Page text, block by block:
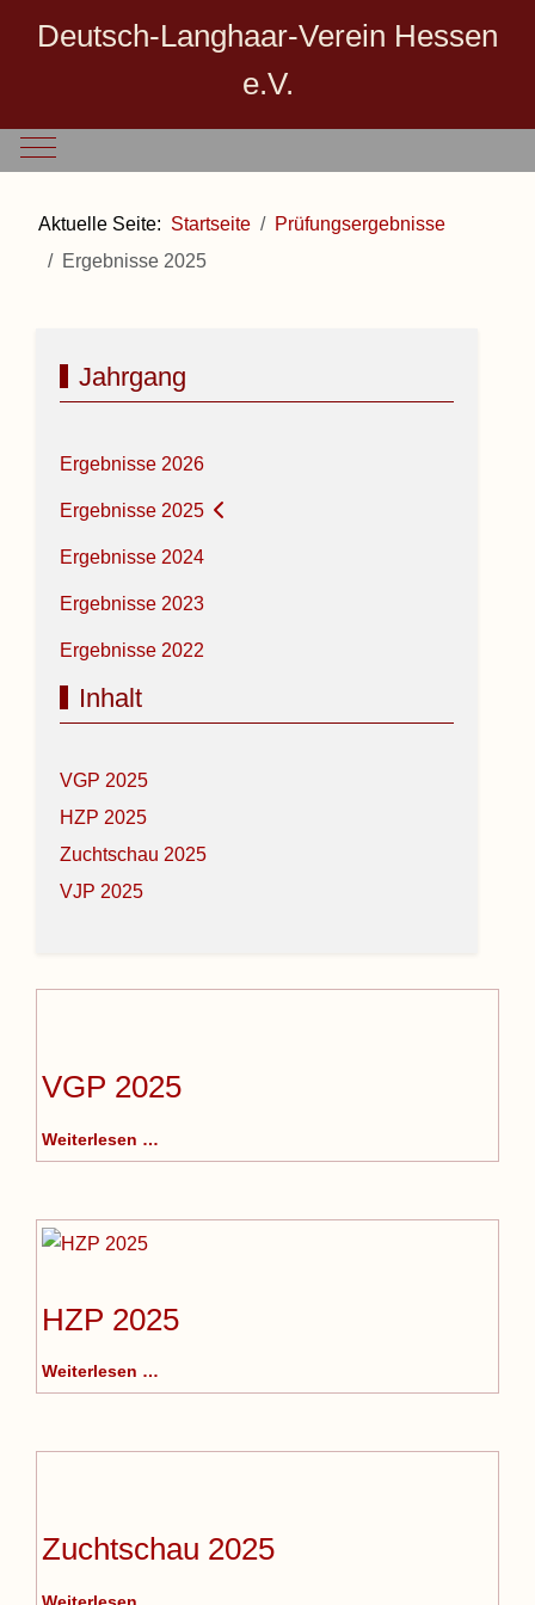
Deutsch-Langhaar-Verein Hessen
e.V.
Mobile Menu Toggle
Aktuelle Seite: Startseite
Prüfungsergebnisse
Ergebnisse 2025
Jahrgang
Ergebnisse 2026
Ergebnisse 2025
Ergebnisse 2024
Ergebnisse 2023
Ergebnisse 2022
Inhalt
VGP 2025
HZP 2025
Zuchtschau 2025
VJP 2025
VGP 2025
Weiterlesen …
HZP 2025
Weiterlesen …
Zuchtschau 2025